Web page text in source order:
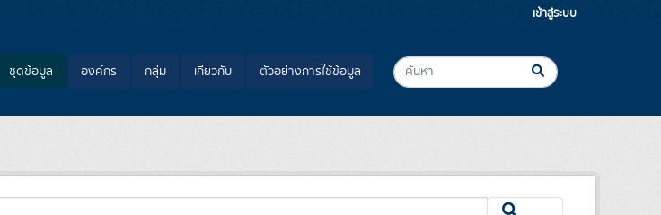
เข้าสู่ระบบ
ชุดข้อมูล องค์กร กลุ่ม เกี่ยวกับ ตัวอย่างการใช้ข้อมูล